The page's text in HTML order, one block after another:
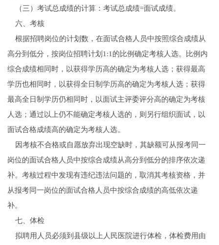
（三）考试总成绩的计算：考试总成绩=面试成绩。
六、考核
根据招聘岗位的计划数，在面试合格人员中按照综合成绩从
高分到低分，按岗位招聘计划1:1的比例确定考核人选。比例内
综合成绩相同时，以获得学历高的确定为考核人选；获得最高
学历也相同时，以获得全日制学历高的确定为考核人选；获得
最高全日制学历仍相同时，以面试主评委评分高的确定为考核
人选；通过以上仍不能确定考核人选的，则另行组织面试，以
面试合格成绩高的确定为考核人选。
因考核不合格或自愿放弃出现空缺时，其缺额可从报考同一
岗位的面试合格人员中按综合成绩从高分到低分的排序依次递
补。考核过程中发现有违纪违法问题的，取消其考核资格，并
从报考同一岗位的面试合格人员中按综合成绩的高低依次递
补。
七、体检
拟聘用人员必须到县级以上人民医院进行体检，体检费用由